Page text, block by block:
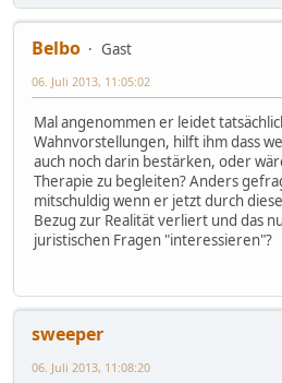
Belbo
Gast
06. Juli 2013, 11:05:02
Mal angenommen er leidet
Wahnvorstellungen, hilft ihm dass
auch noch darin bestärken, oder
Therapie zu begleiten? Anders
mitschuldig wenn er jetzt durch
Bezug zur Realität verliert und das
juristischen Fragen "interessieren"?
sweeper
06. Juli 2013, 11:08:20